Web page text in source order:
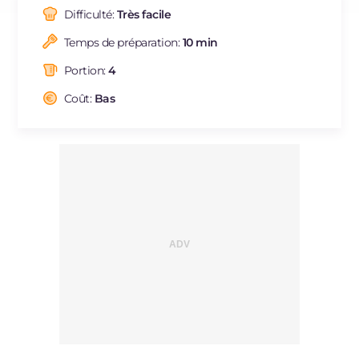
ES
BR
NL
Difficulté:Très facile
Temps de préparation:10 min
Portion:4
Coût: Bas